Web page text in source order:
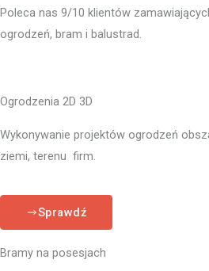
Poleca nas 9/10 klientów
ogrodzeń, bram i balustrad.
Ogrodzenia 2D 3D
Wykonywanie projektów ogrodzeń
ziemi, terenu firm.
Sprawdź
Bramy na posesjach